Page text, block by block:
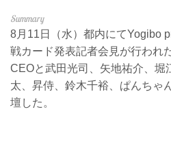
8月11日（水）都内にてYogibo
戦カード発表記者会見が行われ
CEOと武田光司、矢地祐介、堀
太、昇侍、鈴木千裕、ぱんちゃ
壇した。